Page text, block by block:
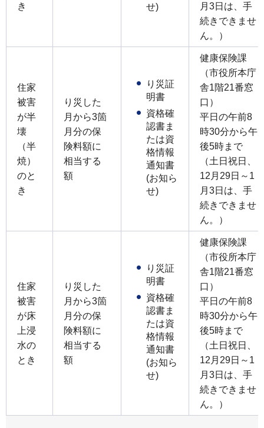
き
せ)
月3日は、手
続きできませ
ん。）
住家
被害
が半
壊
（半
焼）
のと
き
り災した
月から3箇
月分の保
険料額に
相当する
額
り災証
明書
資格確
認書ま
たは資
格情報
通知書
(お知ら
せ)
健康保険課
（市役所本庁
舎1階21番窓
口）
平日の午前8
時30分から午
後5時まで
（土日祝日、
12月29日～1
月3日は、手
続きできませ
ん。）
住家
被害
が床
上浸
水の
とき
り災した
月から3箇
月分の保
険料額に
相当する
額
り災証
明書
資格確
認書ま
たは資
格情報
通知書
(お知ら
せ)
健康保険課
（市役所本庁
舎1階21番窓
口）
平日の午前8
時30分から午
後5時まで
（土日祝日、
12月29日～1
月3日は、手
続きできませ
ん。）